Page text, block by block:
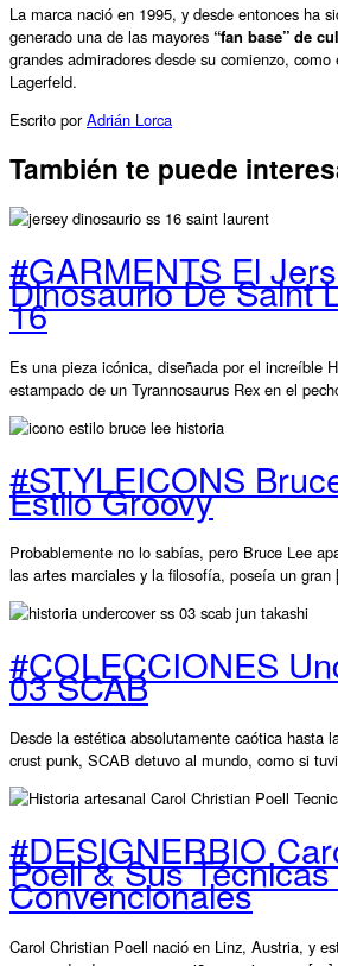
La marca nació en 1995, y desde entonces ha
generado una de las mayores “fan base” de
grandes admiradores desde su comienzo, como
Lagerfeld.
Escrito porAdrián Lorca
También te puede
#GARMENTS El
Dinosaurio De Saint
16
Es una pieza icónica, diseñada por el increíble
estampado de un Tyrannosaurus Rex en el
#STYLEICONS
Estilo Groovy
Probablemente no lo sabías, pero Bruce Lee
las artes marciales y la filosofía, poseía un
#COLECCIONES
03 SCAB
Desde la estética absolutamente caótica hasta
crust punk, SCAB detuvo al mundo, como si
#DESIGNERBIO
Poell & Sus
Convencionales
Carol Christian Poell nació en Linz, Austria, y